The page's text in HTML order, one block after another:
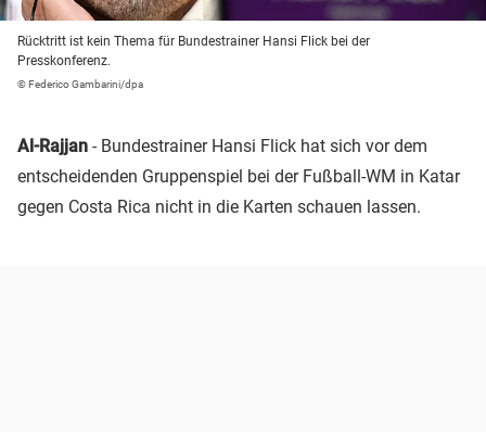
Rücktritt ist kein Thema für Bundestrainer Hansi Flick bei der
Presskonferenz.
© Federico Gambarini/dpa
Al-Rajjan - Bundestrainer Hansi Flick hat sich vor dem
entscheidenden Gruppenspiel bei der Fußball-WM in Katar
gegen Costa Rica nicht in die Karten schauen lassen.